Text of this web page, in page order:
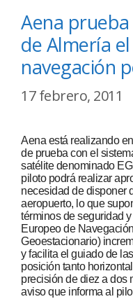
Aena
de Almería
navegación
17 febrero, 2011
Aena está realizando
de prueba con el
satélite denominado
piloto podrá realizar
necesidad de disponer
aeropuerto, lo que
términos de seguridad
Europeo de
Geoestacionario)
y facilita el guiado de
posición tanto
precisión de diez a dos
aviso que informa al